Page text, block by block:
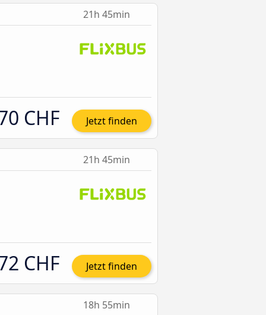
21h 45min
CHF Jetzt finden
21h 45min
CHF Jetzt finden
18h 55min